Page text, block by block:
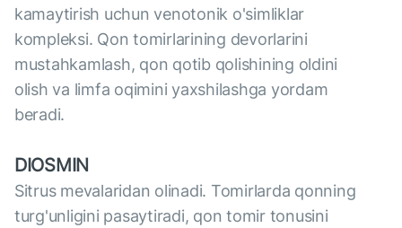
kamaytirish uchun venotonik o'simliklar
kompleksi. Qon tomirlarining devorlarini
mustahkamlash, qon qotib qolishining oldini
olish va limfa oqimini yaxshilashga yordam
beradi.
DIOSMIN
Sitrus mevalaridan olinadi. Tomirlarda qonning
turg'unligini pasaytiradi, qon tomir tonusini